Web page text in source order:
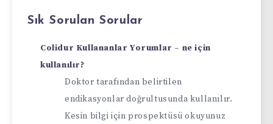
Sık Sorulan Sorular
Colidur Kullananlar Yorumlar – ne için
kullanılır?
Doktor tarafından belirtilen
endikasyonlar doğrultusunda kullanılır.
Kesin bilgi için prospektüsü okuyunuz